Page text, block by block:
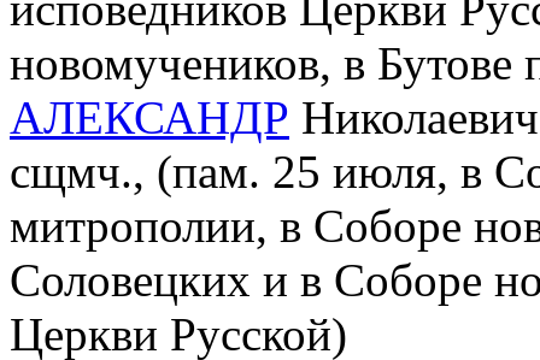
новомучеников, в Бутове
АЛЕКСАНДР
сщмч., (пам. 25 июля, в
митрополии, в Соборе
Соловецких и в Соборе
Церкви Русской)